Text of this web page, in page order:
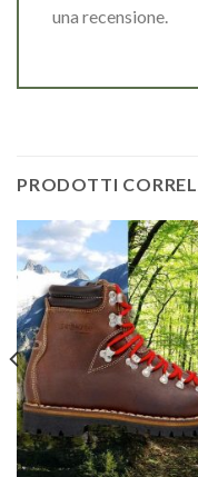
una recensione.
PRODOTTI